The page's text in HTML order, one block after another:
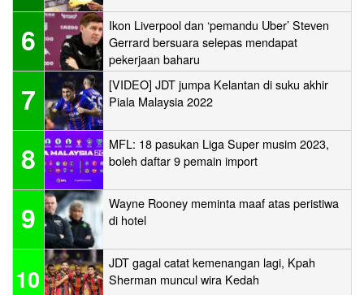
6
Ikon Liverpool dan ‘pemandu Uber’ Steven
Gerrard bersuara selepas mendapat
pekerjaan baharu
7
[VIDEO] JDT jumpa Kelantan di suku akhir
Piala Malaysia 2022
8
MFL: 18 pasukan Liga Super musim 2023,
boleh daftar 9 pemain import
9
Wayne Rooney meminta maaf atas peristiwa
di hotel
10
JDT gagal catat kemenangan lagi, Kpah
Sherman muncul wira Kedah